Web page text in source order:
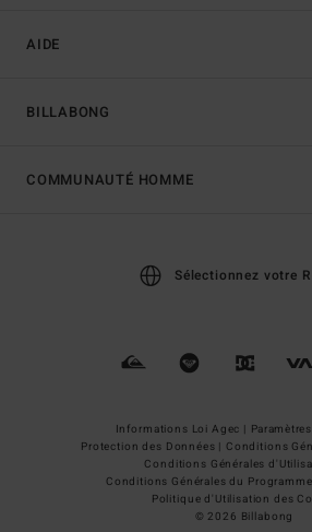
AIDE
BILLABONG
COMMUNAUTÉ HOMME
Sélectionnez votre
Informations Loi Agec |
Protection des Données | Conditions
Conditions Générales
Conditions Générales du
Politique d'Utilisation des
© 2026 Billabong